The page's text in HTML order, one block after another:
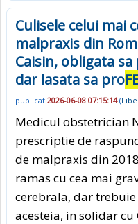
Culisele celui mai
malpraxis din
Caisin, obligata
dar lasata sa pro
publicat 2026-06-08 07:15:14(
Medicul obstetrician
prescriptie de
de malpraxis din
ramas cu cea mai
cerebrala, dar
acesteia, in solidar